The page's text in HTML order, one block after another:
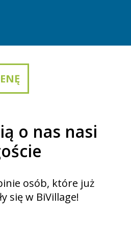
o nas nasi
osób, które już
się w BiVillage!